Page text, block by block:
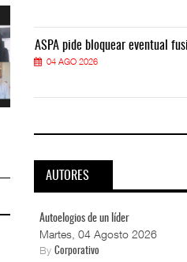
enfrenta rezagos ...
ASPA pide bloquear eventual
04 AGO 2026
AUTORES
Autoelogios de un líder
Martes, 04 Agosto 2026
By Corporativo